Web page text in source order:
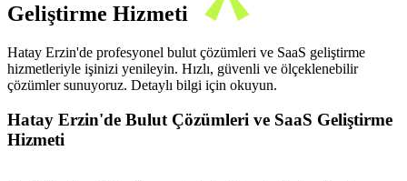
Geliştirme Hizmeti
Hatay Erzin'de profesyonel bulut çözümleri ve SaaS geliştirme
hizmetleriyle işinizi yenileyin. Hızlı, güvenli ve ölçeklenebilir
çözümler sunuyoruz. Detaylı bilgi için okuyun.
Hatay Erzin'de Bulut Çözümleri ve SaaS Geliştirme
Hizmeti